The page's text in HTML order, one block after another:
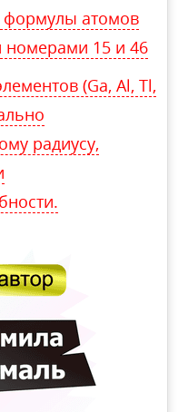
атомов
номерами 15 и 46
(Ga, Al, Tl,
радиусу,